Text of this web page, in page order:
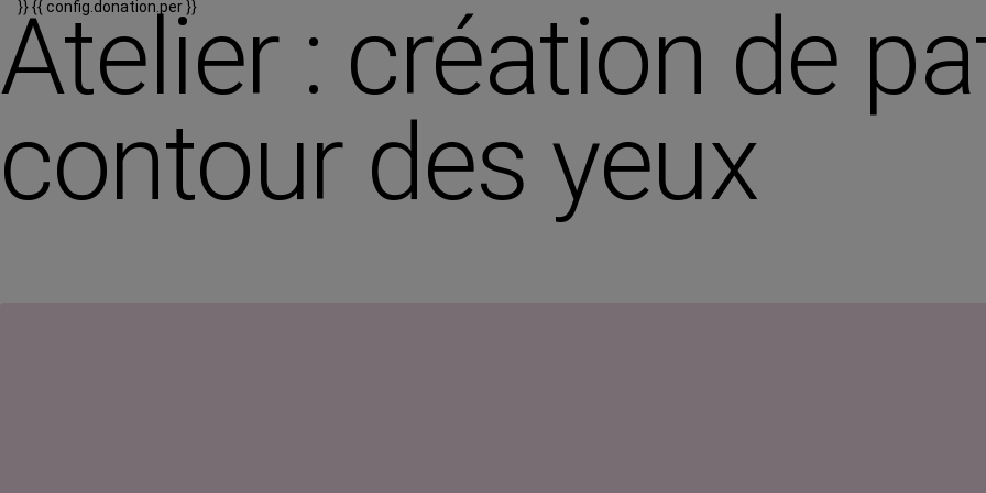
}}{{ config.donation.per }}
Atelier : création de
contour des yeux